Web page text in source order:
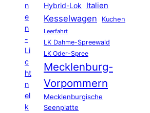
n
e
n
-
Li
c
ht
n
el
k
Hybrid-Lok Italien
Kesselwagen Kuchen
Leerfahrt
LK Dahme-Spreewald
LK Oder-Spree
Mecklenburg-
Vorpommern
Mecklenburgische
Seenplatte